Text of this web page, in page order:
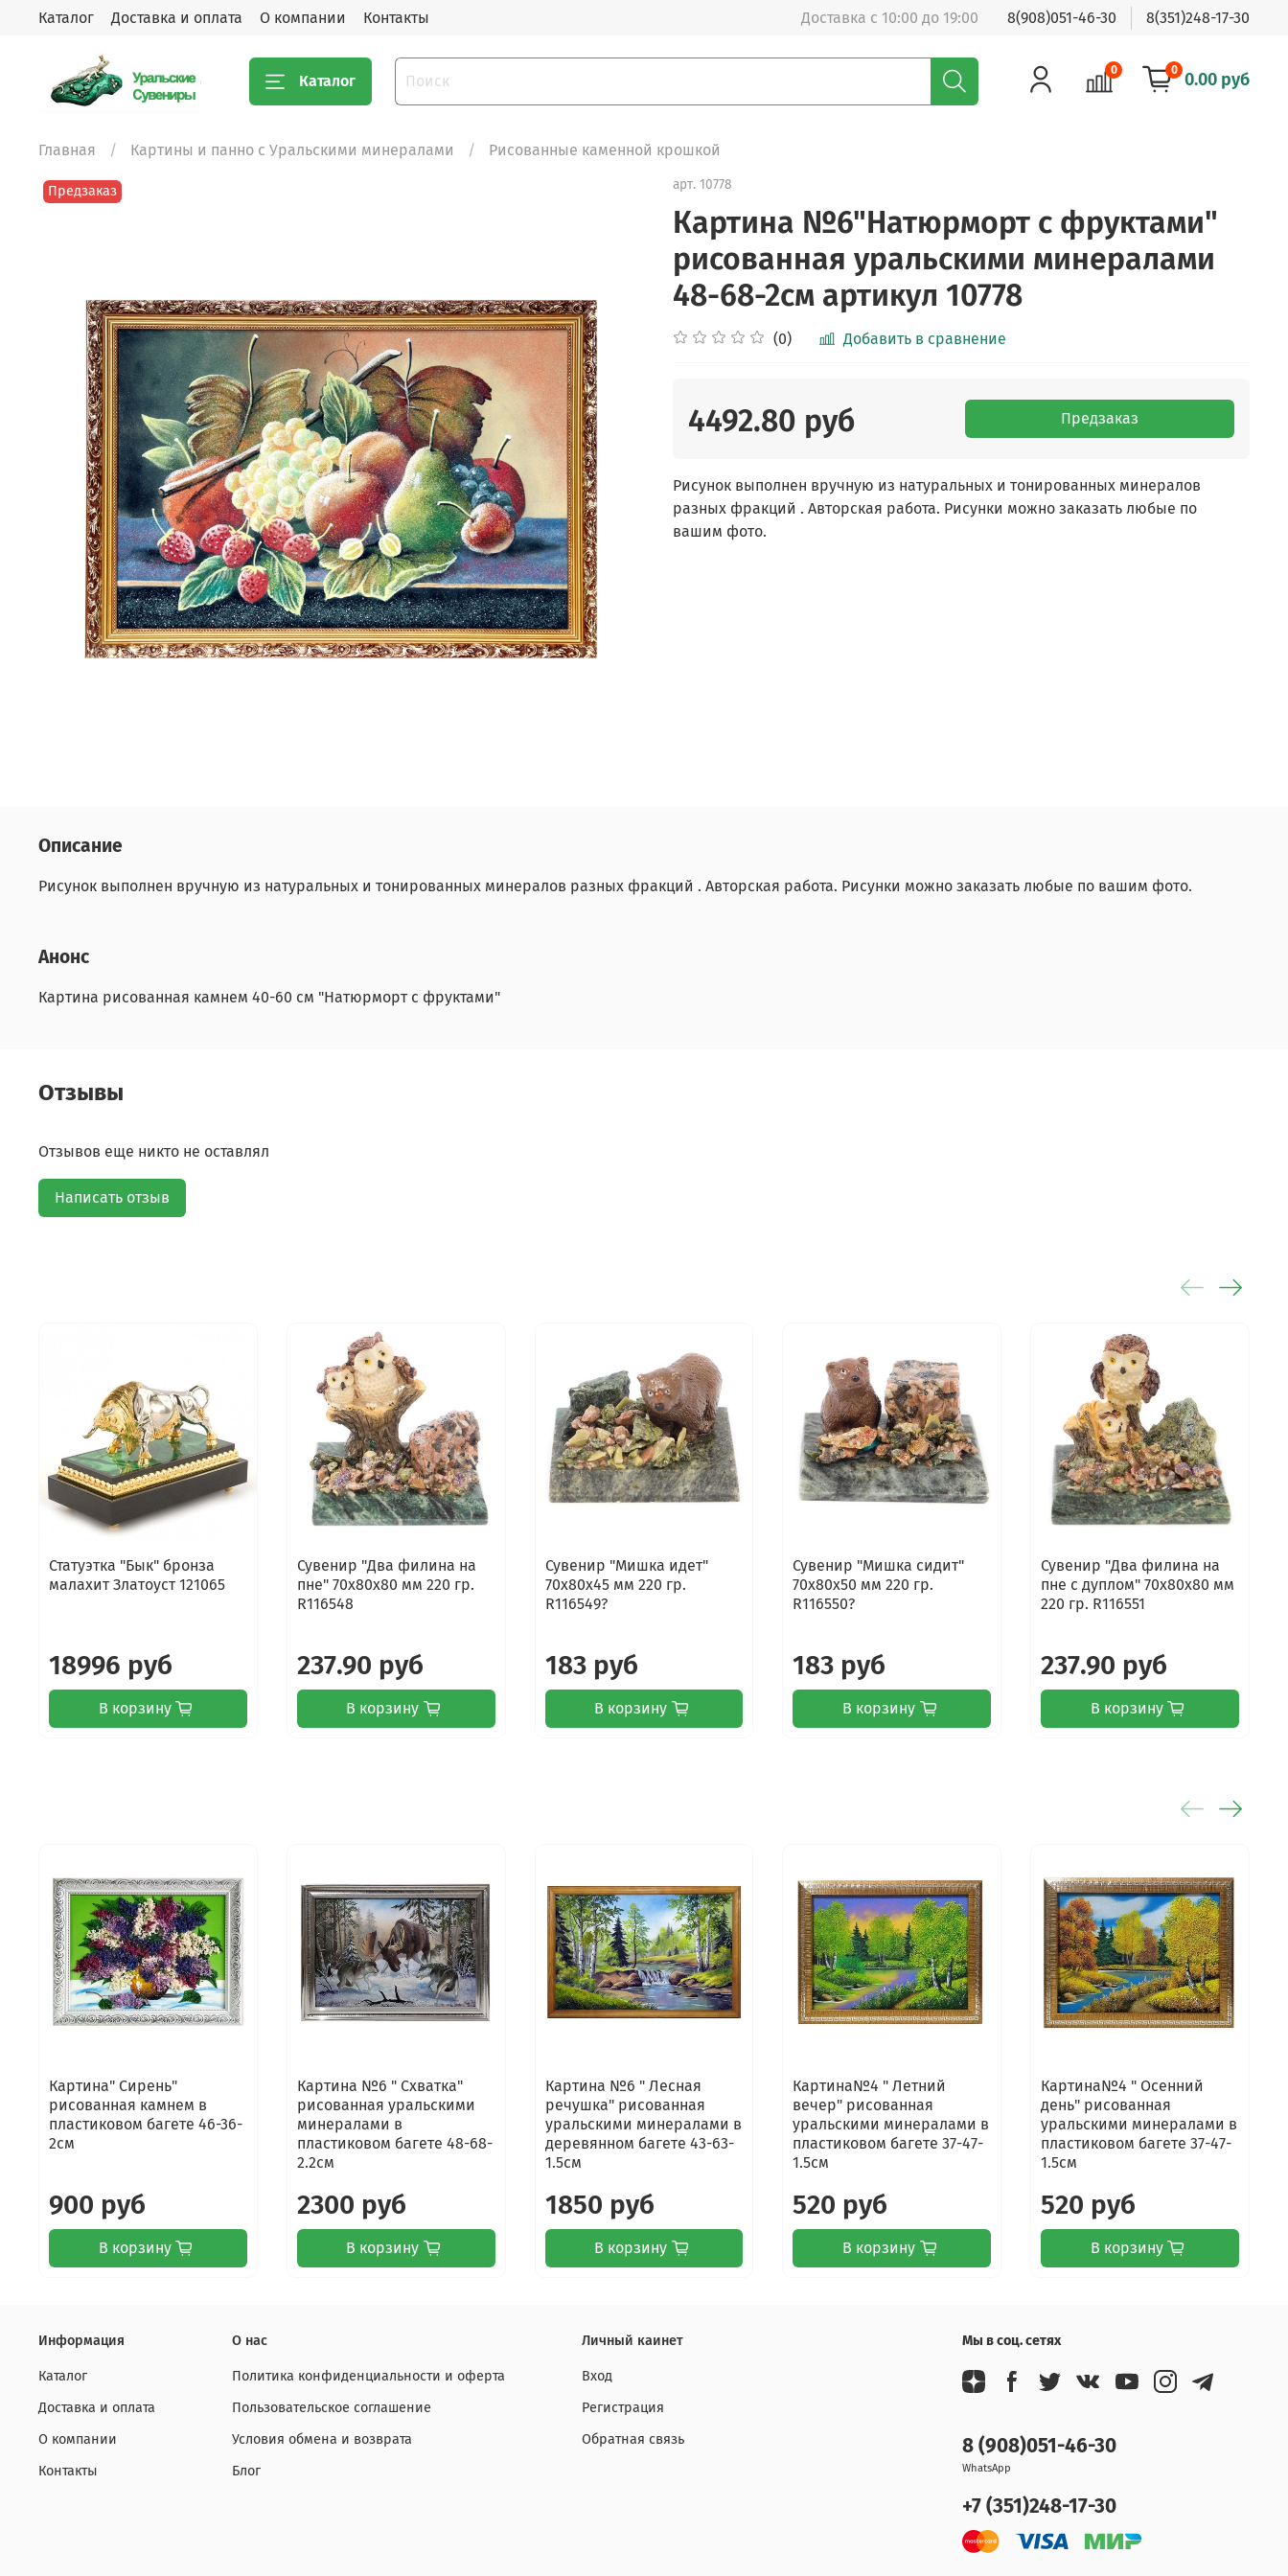
Каталог Доставка и оплата О компании Контакты Доставка с 10:00 до 19:00 8(908)051-46-30 8(351)248-17-30
Каталог
0 0 0.00 руб
Главная Картины и панно с Уральскими минералами Рисованные каменной крошкой
Предзаказ арт. 10778
Картина №6"Натюрморт с фруктами"
рисованная уральскими минералами
48-68-2см артикул 10778
(0) Добавить в сравнение
4492.80 руб Предзаказ
Рисунок выполнен вручную из натуральных и тонированных минералов
разных фракций . Авторская работа. Рисунки можно заказать любые по
вашим фото.
Описание
Рисунок выполнен вручную из натуральных и тонированных минералов разных фракций . Авторская работа. Рисунки можно заказать любые по вашим фото.
Анонс
Картина рисованная камнем 40-60 см "Натюрморт с фруктами"
Отзывы
Отзывов еще никто не оставлял
Написать отзыв
Статуэтка "Бык" бронза
малахит Златоуст 121065
18996 руб
В корзину
Сувенир "Два филина на
пне" 70х80х80 мм 220 гр.
R116548
237.90 руб
В корзину
Сувенир "Мишка идет"
70х80х45 мм 220 гр.
R116549?
183 руб
В корзину
Сувенир "Мишка сидит"
70х80х50 мм 220 гр.
R116550?
183 руб
В корзину
Сувенир "Два филина на
пне с дуплом" 70х80х80 мм
220 гр. R116551
237.90 руб
В корзину
Картина" Сирень"
рисованная камнем в
пластиковом багете 46-36-
2см
900 руб
В корзину
Картина №6 " Схватка"
рисованная уральскими
минералами в
пластиковом багете 48-68-
2.2см
2300 руб
В корзину
Картина №6 " Лесная
речушка" рисованная
уральскими минералами в
деревянном багете 43-63-
1.5см
1850 руб
В корзину
Картина№4 " Летний
вечер" рисованная
уральскими минералами в
пластиковом багете 37-47-
1.5см
520 руб
В корзину
Картина№4 " Осенний
день" рисованная
уральскими минералами в
пластиковом багете 37-47-
1.5см
520 руб
В корзину
Информация
Каталог
Доставка и оплата
О компании
Контакты
О нас
Политика конфиденциальности и оферта
Пользовательское соглашение
Условия обмена и возврата
Блог
Личный каинет
Вход
Регистрация
Обратная связь
Мы в соц. сетях
8 (908)051-46-30
WhatsApp
+7 (351)248-17-30